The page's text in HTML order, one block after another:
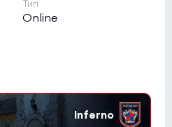
Тип
Online